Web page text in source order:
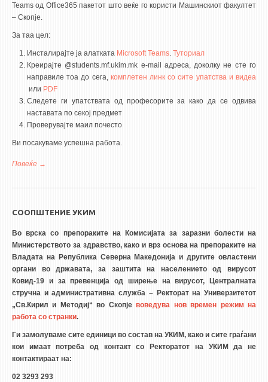
Teamsод Office365пакетот што веќе го користи Машинскиот факултет
– Скопје.
За таа цел:
Инсталирајте ја алатката Microsoft Teams Туториал
Креирајте @students.mf.ukim.mk e-mail адреса, доколку не сте го
направиле тоа до сега, комплетен линк со сите упатства и видеа
или PDF
Следете ги упатствата од професорите за како да се одвива
наставата по секој предмет
Проверувајте маил почесто
Ви посакуваме успешна работа.
Повеќе за МФС целосно го префрла наставно образовниот процес
СООПШТЕНИЕ УКИМ
Во врска со препораките на Комисијата за заразни болести на
Министерството за здравство, како и врз основа на препораките на
Владата на Република Северна Македонија и другите овластени
органи во државата, за заштита на населението од вирусот
Ковид-19 и за превенција од ширење на вирусот, Централната
стручна и административна служба – Ректорат на Универзитетот
„Св.Кирил и Методиј“ во Скопјевоведува нов времен режим на
работа со странки.
Ги замолуваме сите единици во состав на УКИМ, како и сите граѓани
кои имаат потреба од контакт со Ректоратот на УКИМ да не
контактираат на:
02 3293 293